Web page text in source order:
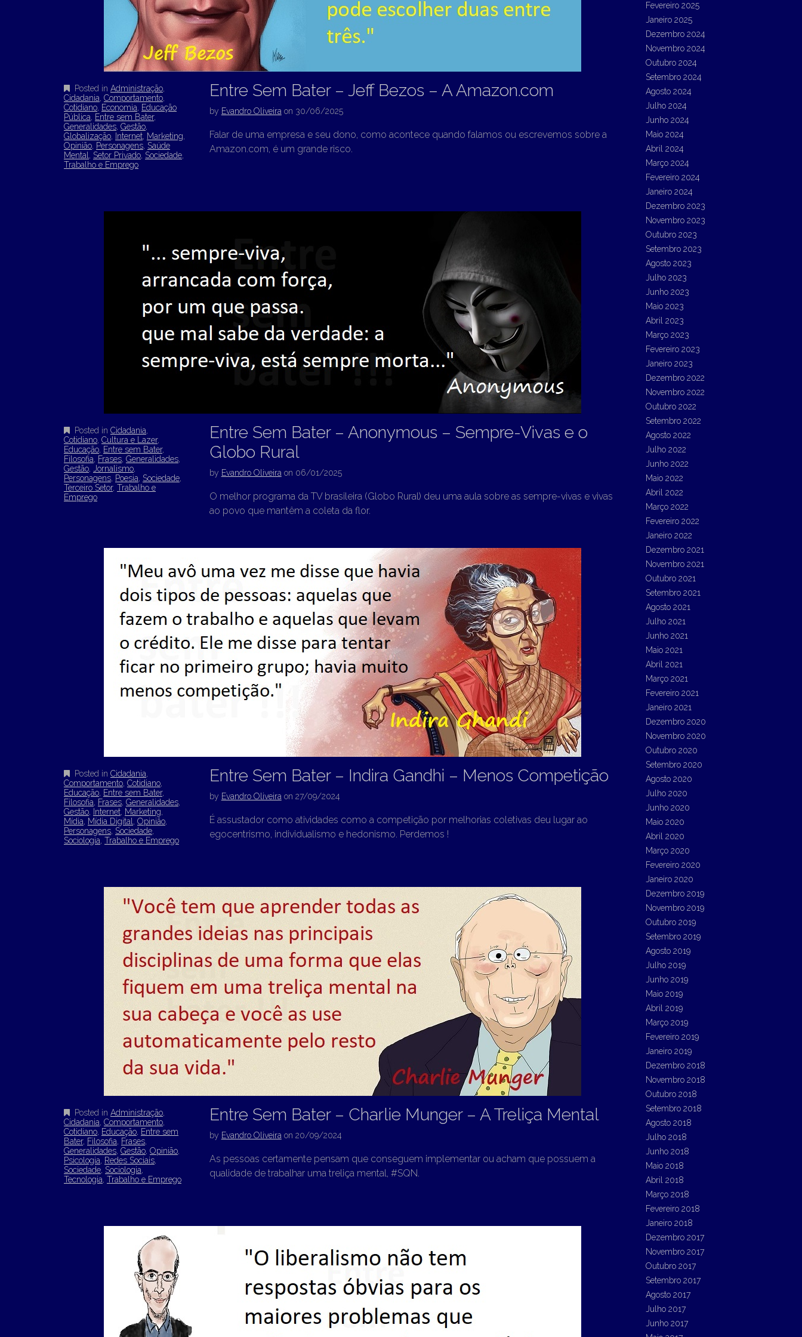
Posted in Administração
Cidadania Comportamento
Cotidiano Economia
Educação
Pública
Entre sem Bater,
Generalidades Gestão
Globalização
Internet Marketing
Opinião Personagens Saúde
Mental
Setor Privado Sociedade
Trabalho e Emprego
Entre Sem Bater – Jeff Bezos – A Amazon.com
by Evandro Oliveira on 30/06/2025
Falar de uma empresa e seu dono, como acontece quando falamos ou escrevemos sobre a
Amazon.com, é um grande risco.
Posted in Cidadania
Cotidiano Cultura e Lazer,
Educação Entre sem Bater,
Filosofia
Frases Generalidades
Gestão
Jornalismo
Personagens Poesia Sociedade
Terceiro Setor, Trabalho e
Emprego
Entre Sem Bater – Anonymous – Sempre-Vivas e o
Globo Rural
by Evandro Oliveira on 06/01/2025
O melhor programa da TV brasileira (Globo Rural) deu uma aula sobre as sempre-vivas e vivas
ao povo que mantêm a coleta da flor.
Posted in Cidadania
Comportamento Cotidiano
Educação Entre sem Bater,
Filosofia
Frases Generalidades
Gestão
Internet Marketing
Mídia
Mídia Digital Opinião
Personagens Sociedade
Sociologia Trabalho e Emprego
Entre Sem Bater – Indira Gandhi – Menos Competição
by Evandro Oliveira on 27/09/2024
É assustador como atividades como a competição por melhorias coletivas deu lugar ao
egocentrismo, individualismo e hedonismo. Perdemos !
Posted in Administração
Cidadania Comportamento
Cotidiano Educação Entre sem
Bater, Filosofia Frases
Generalidades Gestão Opinião
Psicologia
Redes Sociais
Sociedade Sociologia
Tecnologia Trabalho e Emprego
Entre Sem Bater – Charlie Munger – A Treliça Mental
by Evandro Oliveira on 20/09/2024
As pessoas certamente pensam que conseguem implementar ou acham que possuem a
qualidade de trabalhar uma treliça mental, #SQN.
Fevereiro 2025
Janeiro 2025
Dezembro 2024
Novembro 2024
Outubro 2024
Setembro 2024
Agosto 2024
Julho 2024
Junho 2024
Maio 2024
Abril 2024
Março 2024
Fevereiro 2024
Janeiro 2024
Dezembro 2023
Novembro 2023
Outubro 2023
Setembro 2023
Agosto 2023
Julho 2023
Junho 2023
Maio 2023
Abril 2023
Março 2023
Fevereiro 2023
Janeiro 2023
Dezembro 2022
Novembro 2022
Outubro 2022
Setembro 2022
Agosto 2022
Julho 2022
Junho 2022
Maio 2022
Abril 2022
Março 2022
Fevereiro 2022
Janeiro 2022
Dezembro 2021
Novembro 2021
Outubro 2021
Setembro 2021
Agosto 2021
Julho 2021
Junho 2021
Maio 2021
Abril 2021
Março 2021
Fevereiro 2021
Janeiro 2021
Dezembro 2020
Novembro 2020
Outubro 2020
Setembro 2020
Agosto 2020
Julho 2020
Junho 2020
Maio 2020
Abril 2020
Março 2020
Fevereiro 2020
Janeiro 2020
Dezembro 2019
Novembro 2019
Outubro 2019
Setembro 2019
Agosto 2019
Julho 2019
Junho 2019
Maio 2019
Abril 2019
Março 2019
Fevereiro 2019
Janeiro 2019
Dezembro 2018
Novembro 2018
Outubro 2018
Setembro 2018
Agosto 2018
Julho 2018
Junho 2018
Maio 2018
Abril 2018
Março 2018
Fevereiro 2018
Janeiro 2018
Dezembro 2017
Novembro 2017
Outubro 2017
Setembro 2017
Agosto 2017
Julho 2017
Junho 2017